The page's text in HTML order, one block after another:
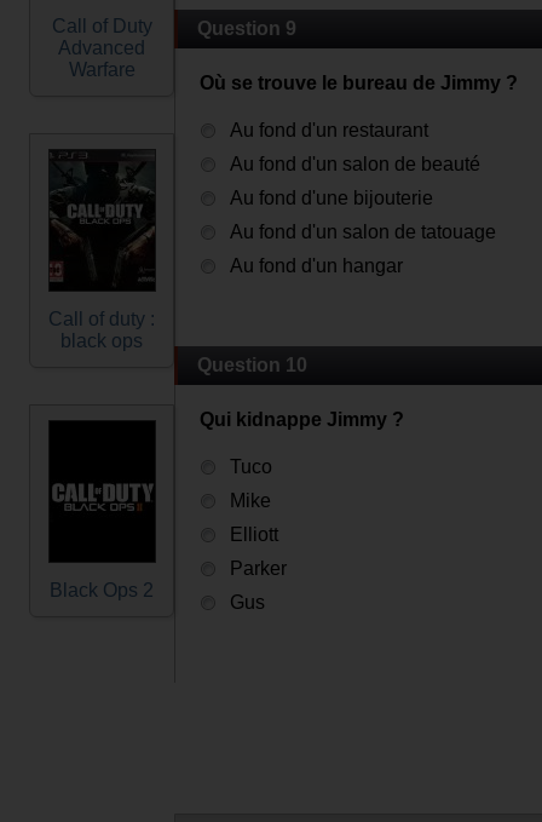
Call of Duty
Advanced
Warfare
Call of duty :
black ops
Black Ops 2
Question 9
Où se trouve le bureau de Jimmy ?
Au fond d'un restaurant
Au fond d'un salon de beauté
Au fond d'une bijouterie
Au fond d'un salon de tatouage
Au fond d'un hangar
Question 10
Qui kidnappe Jimmy ?
Tuco
Mike
Elliott
Parker
Gus